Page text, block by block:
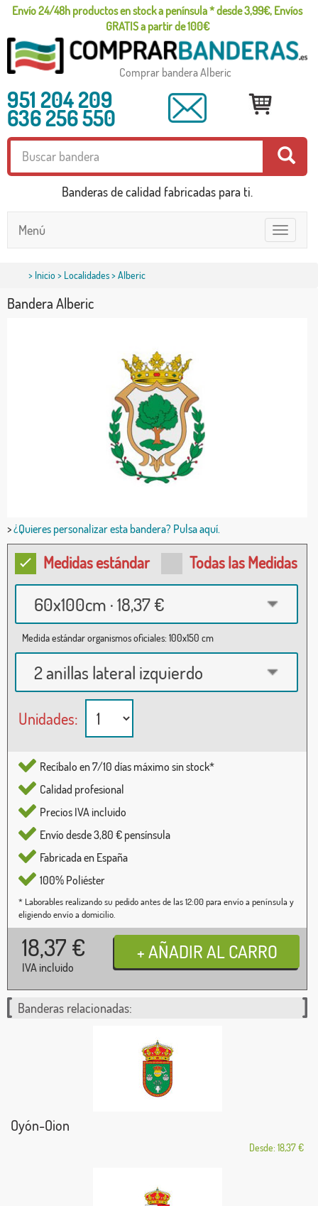
Envío 24/48h productos en stock a península * desde 3,99€, Envíos
GRATIS a partir de 100€
Comprar bandera Alberic
951 204 209
636 256 550
Banderas de calidad fabricadas para ti.
Toggle
navigation
Menú
> Inicio> Localidades> Alberic
Bandera Alberic
>¿Quieres personalizar esta bandera? Pulsa aquí.
Medidas estándar Todas las Medidas
60x100cm · 18,37 €
Medida estándar organismos oficiales: 100x150 cm
2 anillas lateral izquierdo
Unidades:
Recíbalo en 7/10 días máximo sin stock*
Calidad profesional
Precios IVA incluido
Envío desde 3,80 € pensínsula
Fabricada en España
100% Poliéster
* Laborables realizando su pedido antes de las 12:00 para envío a península y
eligiendo envío a domicilio.
18,37 €
IVA incluido
Banderas relacionadas:
Oyón-Oion
Desde: 18,37 €